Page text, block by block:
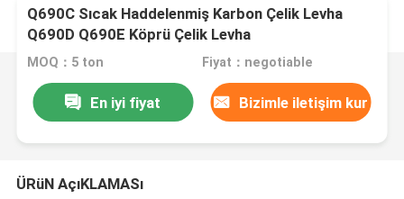
Q690C Sıcak Haddelenmiş Karbon Çelik Levha
Q690D Q690E Köprü Çelik Levha
MOQ：5 ton Fiyat：negotiable
En iyi fiyat Bizimle iletişim kur
ÜRüN AçıKLAMASı